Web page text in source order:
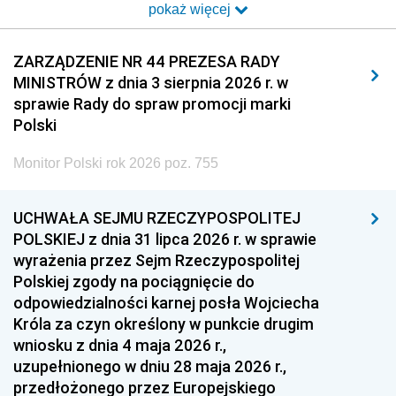
2014 2013 2012
2011 2010 2009
2008 2007 2006
2005
1996 1995 1994
1993 1992 1991
1990 1989
1987 1986 1985
1984 1983
1981 1980 1979
pokaż więcej
ZARZĄDZENIE NR 44 PREZESA RADY
MINISTRÓW z dnia 3 sierpnia 2026 r. w
sprawie Rady do spraw promocji marki
Polski
Monitor Polski rok 2026 poz. 755
UCHWAŁA SEJMU RZECZYPOSPOLITEJ
POLSKIEJ z dnia 31 lipca 2026 r. w sprawie
wyrażenia przez Sejm Rzeczypospolitej
Polskiej zgody na pociągnięcie do
odpowiedzialności karnej posła Wojciecha
Króla za czyn określony w punkcie drugim
wniosku z dnia 4 maja 2026 r.,
uzupełnionego w dniu 28 maja 2026 r.,
przedłożonego przez Europejskiego